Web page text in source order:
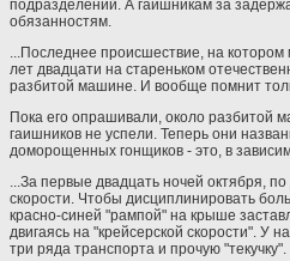
подразделений. А гаишникам за
обязанностям.
...Последнее происшествие, на
лет двадцати на стареньком
разбитой машине. И вообще помнит
Пока его опрашивали, около разбитой
гаишников не успели. Теперь они
доморощенных гонщиков - это, в
...За первые двадцать ночей октября,
скорости. Чтобы дисциплинировать
красно-синей "рампой" на крыше
двигаясь на "крейсерской скорости".
три ряда транспорта и прочую "текучку".